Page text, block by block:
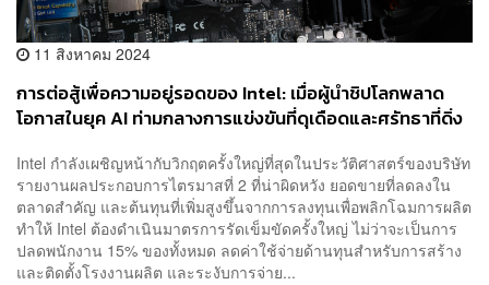
11 สิงหาคม 2024
การต่อสู้เพื่อความอยู่รอดของ Intel: เมื่อผู้นำชิปโลกพลาด
โอกาสในยุค AI ท่ามกลางการแข่งขันที่ดุเดือดและศรัทธาที่ดิ่ง
Intel กำลังเผชิญหน้ากับวิกฤตครั้งใหญ่ที่สุดในประวัติศาสตร์ของบริษัท
รายงานผลประกอบการไตรมาสที่ 2 ที่น่าผิดหวัง ยอดขายที่ลดลงใน
ตลาดสำคัญ และต้นทุนที่เพิ่มสูงขึ้นจากการลงทุนเพื่อพลิกโฉมการผลิต
ทำให้ Intel ต้องดำเนินมาตรการรัดเข็มขัดครั้งใหญ่ ไม่ว่าจะเป็นการ
ปลดพนักงาน 15% ของทั้งหมด ลดค่าใช้จ่ายด้านทุนสำหรับการสร้าง
และติดตั้งโรงงานผลิต และระงับการจ่าย...